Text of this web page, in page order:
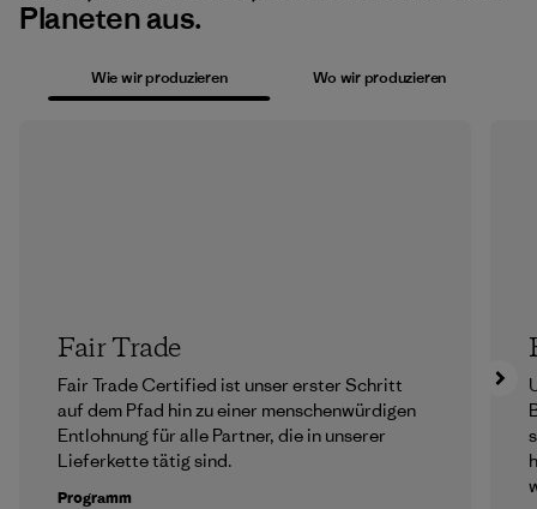
Planeten aus.
Wie wir produzieren Wo wir produzieren
Fair Trade
Fair Trade Certified ist unser erster Schritt
auf dem Pfad hin zu einer menschenwürdigen
Entlohnung für alle Partner, die in unserer
Lieferkette tätig sind.
Programm